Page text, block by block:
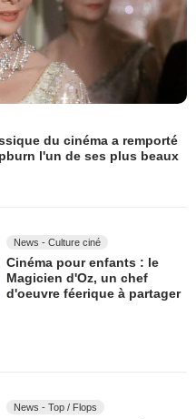
du cinéma a remporté
l'un de ses plus beaux
News - Culture ciné
Cinéma pour enfants : le
Magicien d'Oz, un chef
d'oeuvre féerique à partager
News - Top / Flops